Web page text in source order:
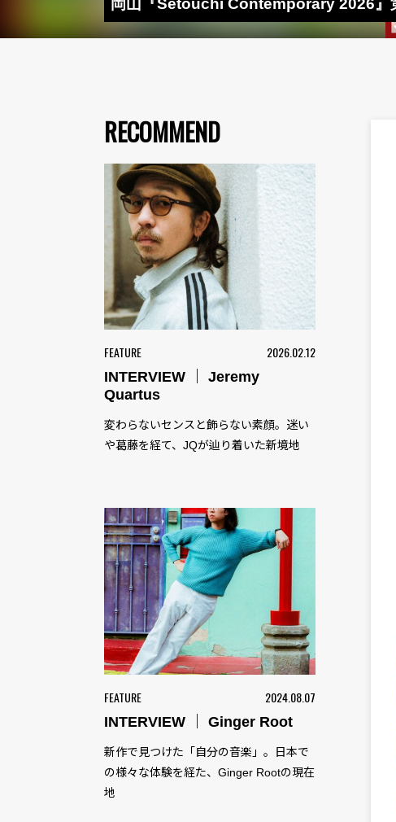
岡山『Setouchi Contemporary 2026
RECOMMEND
FEATURE 2026.02.12
INTERVIEW ｜ Jeremy
Quartus
変わらないセンスと飾らない素顔。迷い
や葛藤を経て、JQが辿り着いた新境地
FEATURE 2024.08.07
INTERVIEW ｜ Ginger Root
新作で見つけた「自分の音楽」。日本で
の様々な体験を経た、Ginger Rootの現在
地